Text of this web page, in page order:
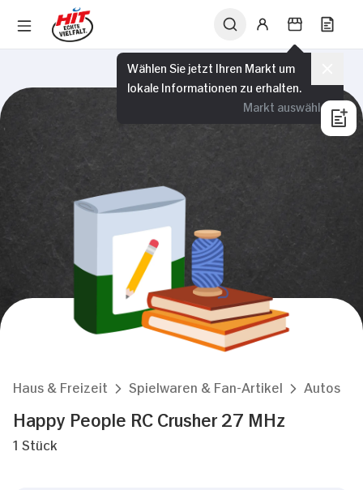
Wählen Sie jetzt Ihren Markt um
lokale Informationen zu erhalten.
Markt auswählen
Haus & Freizeit Spielwaren & Fan-Artikel Autos
Happy People RC Crusher 27 MHz
1 Stück